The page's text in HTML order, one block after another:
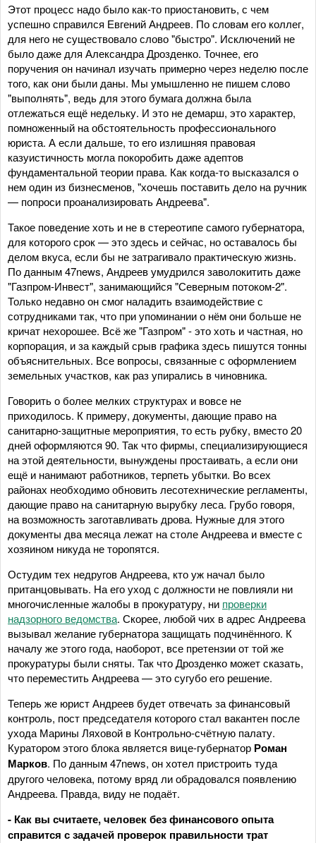
Этот процесс надо было как-то приостановить, с чем
успешно справился Евгений Андреев. По словам его коллег,
для него не существовало слово "быстро". Исключений не
было даже для Александра Дрозденко. Точнее, его
поручения он начинал изучать примерно через неделю после
того, как они были даны. Мы умышленно не пишем слово
"выполнять", ведь для этого бумага должна была
отлежаться ещё недельку. И это не демарш, это характер,
помноженный на обстоятельность профессионального
юриста. А если дальше, то его излишняя правовая
казуистичность могла покоробить даже адептов
фундаментальной теории права. Как когда-то высказался о
нем один из бизнесменов, "хочешь поставить дело на ручник
— попроси проанализировать Андреева".
Такое поведение хоть и не в стереотипе самого губернатора,
для которого срок — это здесь и сейчас, но оставалось бы
делом вкуса, если бы не затрагивало практическую жизнь.
По данным 47news, Андреев умудрился заволокитить даже
"Газпром-Инвест", занимающийся "Северным потоком-2".
Только недавно он смог наладить взаимодействие с
сотрудниками так, что при упоминании о нём они больше не
кричат нехорошее. Всё же "Газпром" - это хоть и частная, но
корпорация, и за каждый срыв графика здесь пишутся тонны
объяснительных. Все вопросы, связанные с оформлением
земельных участков, как раз упирались в чиновника.
Говорить о более мелких структурах и вовсе не
приходилось. К примеру, документы, дающие право на
санитарно-защитные мероприятия, то есть рубку, вместо 20
дней оформляются 90. Так что фирмы, специализирующиеся
на этой деятельности, вынуждены простаивать, а если они
ещё и нанимают работников, терпеть убытки. Во всех
районах необходимо обновить лесотехнические регламенты,
дающие право на санитарную вырубку леса. Грубо говоря,
на возможность заготавливать дрова. Нужные для этого
документы два месяца лежат на столе Андреева и вместе с
хозяином никуда не торопятся.
Остудим тех недругов Андреева, кто уж начал было
пританцовывать. На его уход с должности не повлияли ни
многочисленные жалобы в прокуратуру, ни проверки
надзорного ведомства. Скорее, любой чих в адрес Андреева
вызывал желание губернатора защищать подчинённого. К
началу же этого года, наоборот, все претензии от той же
прокуратуры были сняты. Так что Дрозденко может сказать,
что переместить Андреева — это сугубо его решение.
Теперь же юрист Андреев будет отвечать за финансовый
контроль, пост председателя которого стал вакантен после
ухода Марины Ляховой в Контрольно-счётную палату.
Куратором этого блока является вице-губернатор Роман
Марков. По данным 47news, он хотел пристроить туда
другого человека, потому вряд ли обрадовался появлению
Андреева. Правда, виду не подаёт.
- Как вы считаете, человек без финансового опыта
справится с задачей проверок правильности трат